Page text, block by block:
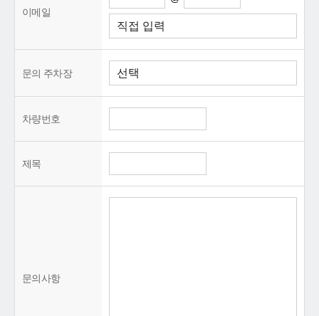
이메일
문의 주차장
차량번호
제목
문의사항